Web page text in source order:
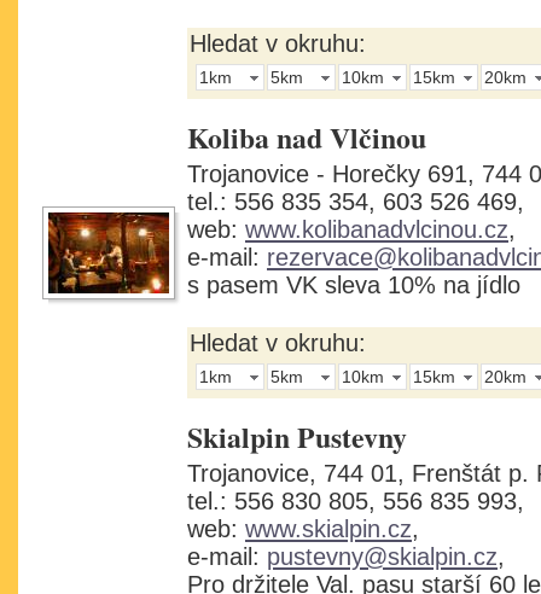
Hledat v okruhu:
1km 5km 10km 15km 20km
Koliba nad Vlčinou
Trojanovice - Horečky 691, 744
tel.: 556 835 354, 603 526 469,
web: www.kolibanadvlcinou.cz,
e-mail:
s pasem VK sleva 10% na jídlo
Hledat v okruhu:
1km 5km 10km 15km 20km
Skialpin Pustevny
Trojanovice, 744 01, Frenštát p.
tel.: 556 830 805, 556 835 993,
web: www.skialpin.cz,
e-mail: pustevny@skialpin.cz,
Pro držitele Val. pasu starší 60